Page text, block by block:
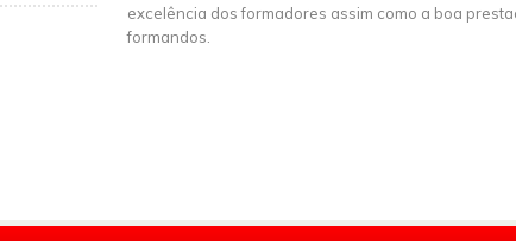
excelência dos formadores assim como a boa
formandos.